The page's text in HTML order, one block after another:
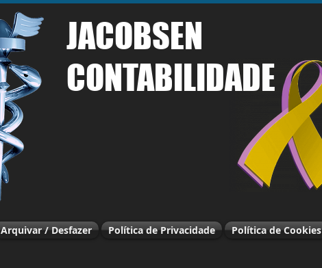
JACOBSEN
CONTABILIDADE
Arquivar / Desfazer Política de Privacidade Política de Cookies